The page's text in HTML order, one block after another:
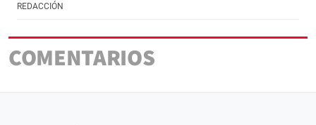
REDACCIÓN
COMENTARIOS